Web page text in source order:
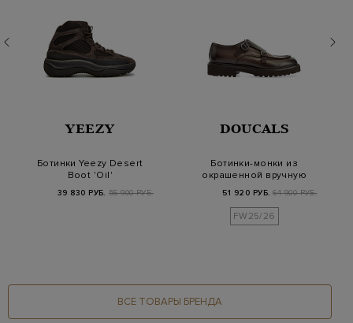
YEEZY
Ботинки Yeezy Desert
Boot 'Oil'
39 830 РУБ. 56 900 РУБ.
DOUCALS
Ботинки-монки из
окрашенной вручную
51 920 РУБ. 64 900 РУБ.
FW25/26
ВСЕ ТОВАРЫ БРЕНДА